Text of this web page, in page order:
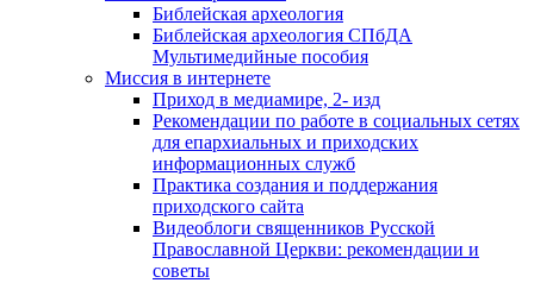
Библейская археология
Библейская археология СПбДА
Мультимедийные пособия
Миссия в интернете
Приход в медиамире, 2- изд
Рекомендации по работе в социальных сетях
для епархиальных и приходских
информационных служб
Практика создания и поддержания
приходского сайта
Видеоблоги священников Русской
Православной Церкви: рекомендации и
советы